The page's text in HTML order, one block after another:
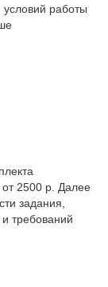
условий работы
от 2500 р. Далее